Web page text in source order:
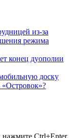
из-за
режима
конец дуополии
доску
нажмите Ctrl+Enter.